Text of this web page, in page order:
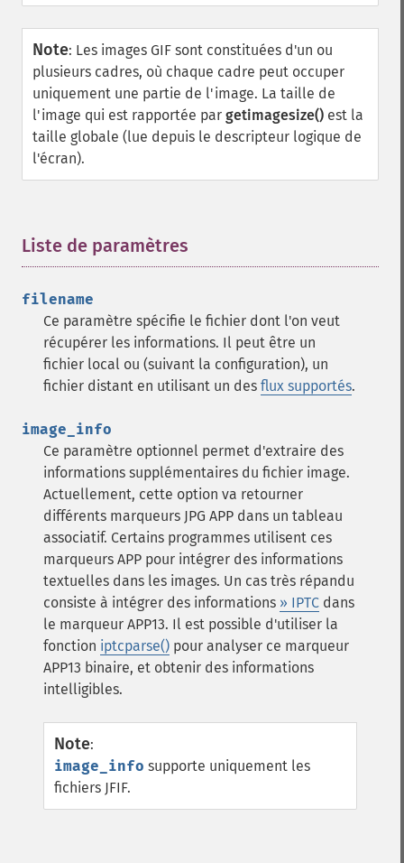
Note: Les images GIF sont constituées d'un ou
plusieurs cadres, où chaque cadre peut occuper
uniquement une partie de l'image. La taille de
l'image qui est rapportée par getimagesize() est la
taille globale (lue depuis le descripteur logique de
l'écran).
Liste de paramètres
filename
Ce paramètre spécifie le fichier dont l'on veut
récupérer les informations. Il peut être un
fichier local ou (suivant la configuration), un
fichier distant en utilisant un des flux supportés.
image_info
Ce paramètre optionnel permet d'extraire des
informations supplémentaires du fichier image.
Actuellement, cette option va retourner
différents marqueurs JPG APP dans un tableau
associatif. Certains programmes utilisent ces
marqueurs APP pour intégrer des informations
textuelles dans les images. Un cas très répandu
consiste à intégrer des informations » IPTC dans
le marqueur APP13. Il est possible d'utiliser la
fonction iptcparse() pour analyser ce marqueur
APP13 binaire, et obtenir des informations
intelligibles.
Note:
image_info supporte uniquement les
fichiers JFIF.